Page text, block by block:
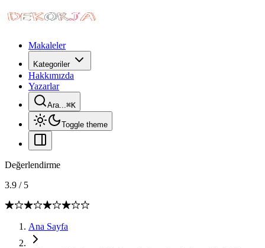
Makaleler
Kategoriler
Hakkımızda
Yazarlar
Ara...⌘K
Toggle theme
Değerlendirme
3.9 / 5
Ana Sayfa